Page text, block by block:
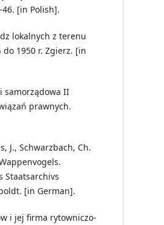
46. [in Polish].
lokalnych z terenu
do 1950 r. Zgierz. [in
samorządowa II
prawnych.
J., Schwarzbach, Ch.
Staatsarchivs
[in German].
i jej firma rytowniczo-